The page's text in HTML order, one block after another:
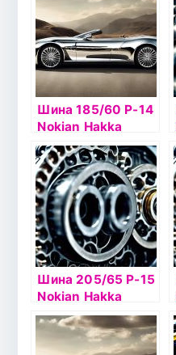
Шина 185/60 Р-14
Nokian Hakka
Green2 82T б/к
Шина 205/65 Р-15
Nokian Hakka
Green2 XL 99H б/к